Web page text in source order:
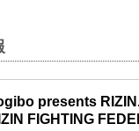
presents
FIGHTING